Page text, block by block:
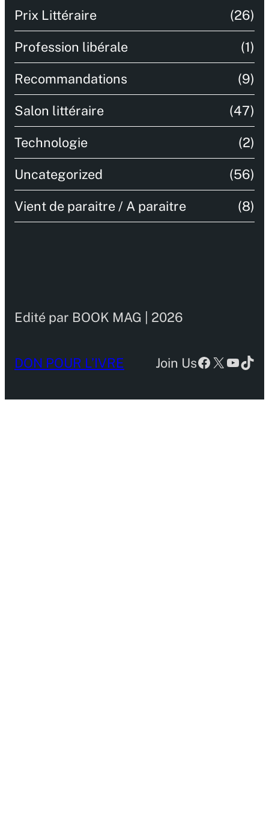
Prix Littéraire (26)
Profession libérale (1)
Recommandations (9)
Salon littéraire (47)
Technologie (2)
Uncategorized (56)
Vient de paraitre / A paraitre (8)
Edité par BOOK MAG | 2026
DON POUR L’IVRE Join UsFacebook
X